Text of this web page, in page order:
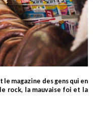
magazine des gens qui en
rock, la mauvaise foi et la